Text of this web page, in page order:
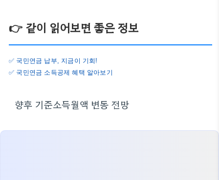
👉 같이 읽어보면 좋은 정보
✅ 국민연금 납부, 지금이 기회!
✅ 국민연금 소득공제 혜택 알아보기
향후 기준소득월액 변동 전망